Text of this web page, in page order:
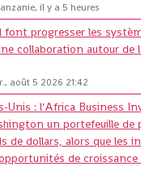
il y a 5 heures
font progresser les
collaboration autour de
août 5 2026 21:42
Unis : l'Africa Business
un portefeuille de
de dollars, alors que les
de croissance